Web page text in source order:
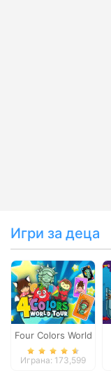
Игри за деца
Four Colors World
Tour
Играна: 173,599